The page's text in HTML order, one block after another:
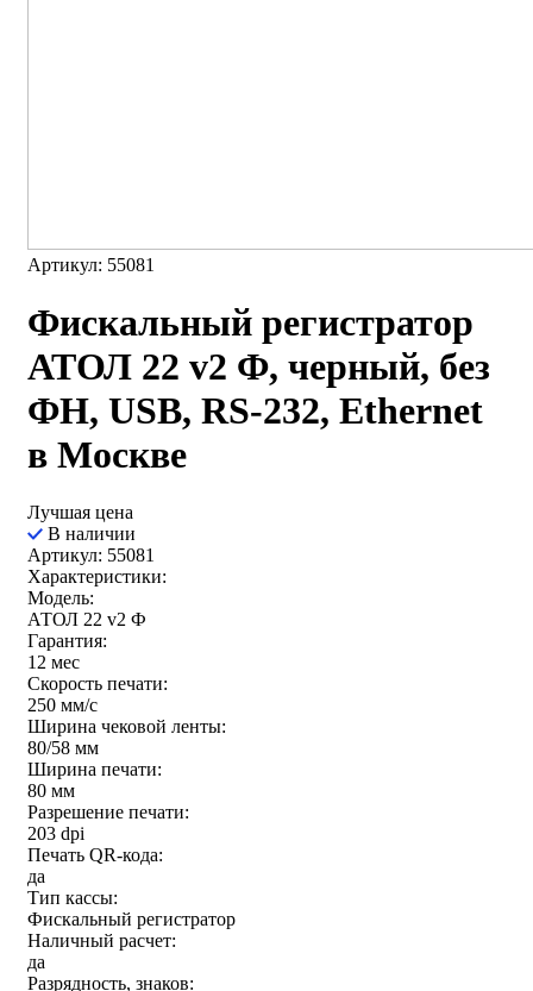
Артикул: 55081
Фискальный регистратор
АТОЛ 22 v2 Ф, черный, без
ФН, USB, RS-232, Ethernet
в Москве
Лучшая цена
В наличии
Артикул: 55081
Характеристики:
Модель:
АТОЛ 22 v2 Ф
Гарантия:
12 мес
Скорость печати:
250 мм/c
Ширина чековой ленты:
80/58 мм
Ширина печати:
80 мм
Разрешение печати:
203 dpi
Печать QR-кода:
да
Тип кассы:
Фискальный регистратор
Наличный расчет:
да
Разрядность, знаков: